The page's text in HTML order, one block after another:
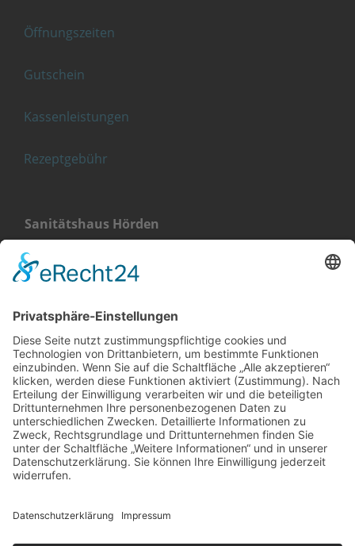
Öffnungszeiten
Gutschein
Kassenleistungen
Rezeptgebühr
Sanitätshaus Hörden
Landstraße 4
76571 Gaggenau-Hörden
Sanitätshaus Gaggenau
Klehestraße 5
76571 Gaggenau
+49 (0) 7225 987 79 30
info@orthopaedie-wurst.de